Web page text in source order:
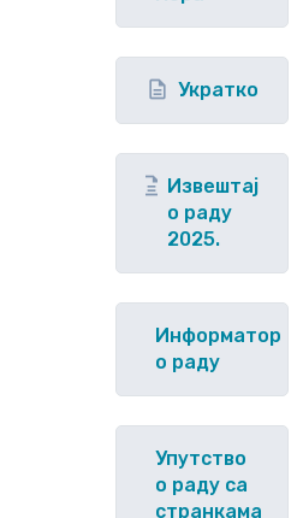
Укратко
Извештај
о раду
2025.
Информатор
о раду
Упутство
o раду са
странкама